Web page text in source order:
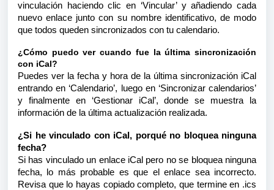
vinculación haciendo clic en ‘Vincular’ y añadiendo cada
nuevo enlace junto con su nombre identificativo, de modo
que todos queden sincronizados con tu calendario.
¿Cómo puedo ver cuando fue la última sincronización
con iCal?
Puedes ver la fecha y hora de la última sincronización iCal
entrando en ‘Calendario’, luego en ‘Sincronizar calendarios’
y finalmente en ‘Gestionar iCal’, donde se muestra la
información de la última actualización realizada.
¿Si he vinculado con iCal, porqué no bloquea ninguna
fecha?
Si has vinculado un enlace iCal pero no se bloquea ninguna
fecha, lo más probable es que el enlace sea incorrecto.
Revisa que lo hayas copiado completo, que termine en .ics